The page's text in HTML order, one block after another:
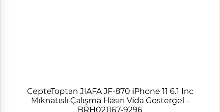
CepteToptan JIAFA JF-870 iPhone 11 6.1 İnc
Mıknatıslı Çalışma Hasırı Vida Gostergel -
BRH021167-9296